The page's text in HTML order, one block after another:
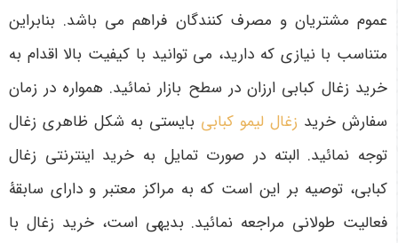
عموم مشتریان و مصرف کنندگان فراهم می باشد. بنابراین
متناسب با نیازی که دارید، می توانید با کیفیت بالا اقدام به
خرید زغال کبابی ارزان در سطح بازار نمائید. همواره در زمان
سفارش خرید زغال لیمو کبابی بایستی به شکل ظاهری زغال
توجه نمائید. البته در صورت تمایل به خرید اینترنتی زغال
کبابی، توصیه بر این است که به مراکز معتبر و دارای سابقۀ
فعالیت طولانی مراجعه نمائید. بدیهی است، خرید زغال با